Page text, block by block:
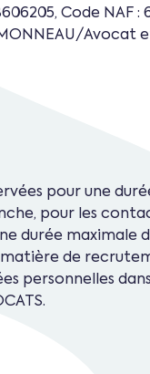
Code NAF
Avocat
pour une
pour les
maximale
de
personnelles